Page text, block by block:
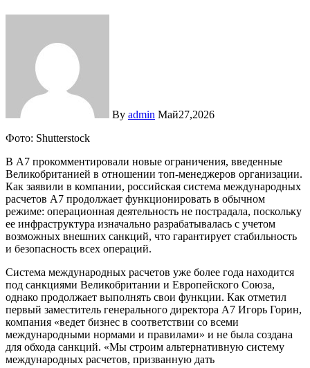
By admin Май27,2026
Фото: Shutterstock
В А7 прокомментировали новые ограничения, введенные
Великобританией в отношении топ-менеджеров организации.
Как заявили в компании, российская система международных
расчетов А7 продолжает функционировать в обычном
режиме: операционная деятельность не пострадала, поскольку
ее инфраструктура изначально разрабатывалась с учетом
возможных внешних санкций, что гарантирует стабильность
и безопасность всех операций.
Система международных расчетов уже более года находится
под санкциями Великобритании и Европейского Союза,
однако продолжает выполнять свои функции. Как отметил
первый заместитель генерального директора А7 Игорь Горин,
компания «ведет бизнес в соответствии со всеми
международными нормами и правилами» и не была создана
для обхода санкций. «Мы строим альтернативную систему
международных расчетов, призванную дать